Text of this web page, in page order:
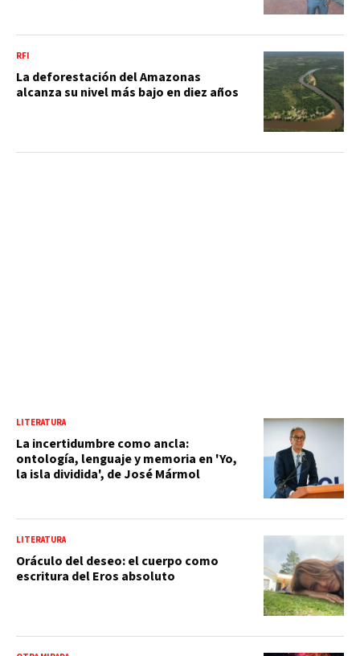
RFI
La deforestación del Amazonas
alcanza su nivel más bajo en diez años
LITERATURA
La incertidumbre como ancla:
ontología, lenguaje y memoria en 'Yo,
la isla dividida', de José Mármol
LITERATURA
Oráculo del deseo: el cuerpo como
escritura del Eros absoluto